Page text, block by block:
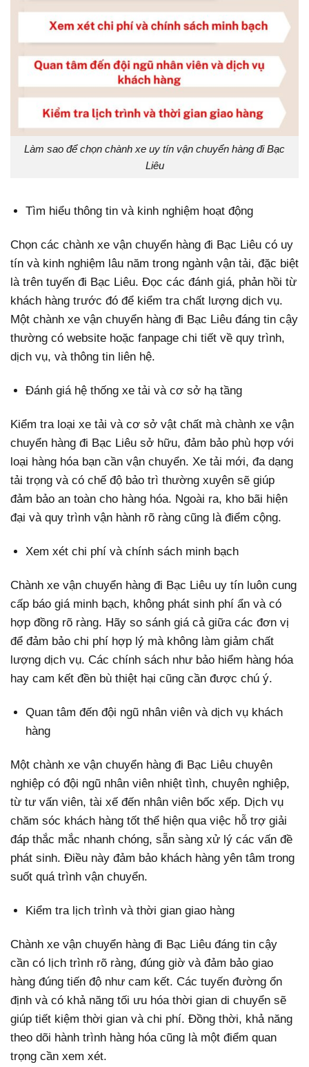
Làm sao để chọn chành xe uy tín vận chuyển hàng đi Bạc
Liêu
Tìm hiểu thông tin và kinh nghiệm hoạt động
Chọn các chành xe vận chuyển hàng đi Bạc Liêu có uy
tín và kinh nghiệm lâu năm trong ngành vận tải, đặc biệt
là trên tuyến đi Bạc Liêu. Đọc các đánh giá, phản hồi từ
khách hàng trước đó để kiểm tra chất lượng dịch vụ.
Một chành xe vận chuyển hàng đi Bạc Liêu đáng tin cậy
thường có website hoặc fanpage chi tiết về quy trình,
dịch vụ, và thông tin liên hệ.
Đánh giá hệ thống xe tải và cơ sở hạ tầng
Kiểm tra loại xe tải và cơ sở vật chất mà chành xe vận
chuyển hàng đi Bạc Liêu sở hữu, đảm bảo phù hợp với
loại hàng hóa bạn cần vận chuyển. Xe tải mới, đa dạng
tải trọng và có chế độ bảo trì thường xuyên sẽ giúp
đảm bảo an toàn cho hàng hóa. Ngoài ra, kho bãi hiện
đại và quy trình vận hành rõ ràng cũng là điểm cộng.
Xem xét chi phí và chính sách minh bạch
Chành xe vận chuyển hàng đi Bạc Liêu uy tín luôn cung
cấp báo giá minh bạch, không phát sinh phí ẩn và có
hợp đồng rõ ràng. Hãy so sánh giá cả giữa các đơn vị
để đảm bảo chi phí hợp lý mà không làm giảm chất
lượng dịch vụ. Các chính sách như bảo hiểm hàng hóa
hay cam kết đền bù thiệt hại cũng cần được chú ý.
Quan tâm đến đội ngũ nhân viên và dịch vụ khách
hàng
Một chành xe vận chuyển hàng đi Bạc Liêu chuyên
nghiệp có đội ngũ nhân viên nhiệt tình, chuyên nghiệp,
từ tư vấn viên, tài xế đến nhân viên bốc xếp. Dịch vụ
chăm sóc khách hàng tốt thể hiện qua việc hỗ trợ giải
đáp thắc mắc nhanh chóng, sẵn sàng xử lý các vấn đề
phát sinh. Điều này đảm bảo khách hàng yên tâm trong
suốt quá trình vận chuyển.
Kiểm tra lịch trình và thời gian giao hàng
Chành xe vận chuyển hàng đi Bạc Liêu đáng tin cậy
cần có lịch trình rõ ràng, đúng giờ và đảm bảo giao
hàng đúng tiến độ như cam kết. Các tuyến đường ổn
định và có khả năng tối ưu hóa thời gian di chuyển sẽ
giúp tiết kiệm thời gian và chi phí. Đồng thời, khả năng
theo dõi hành trình hàng hóa cũng là một điểm quan
trọng cần xem xét.